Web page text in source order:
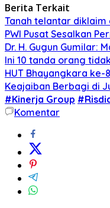
Berita Terkait
Tanah telantar diklaim
PWI Pusat Sesalkan
Dr. H. Gugun Gumilar:
Ini 10 tanda orang
HUT Bhayangkara ke-
Keajaiban Berbagi di
#Kinerja Group
Komentar